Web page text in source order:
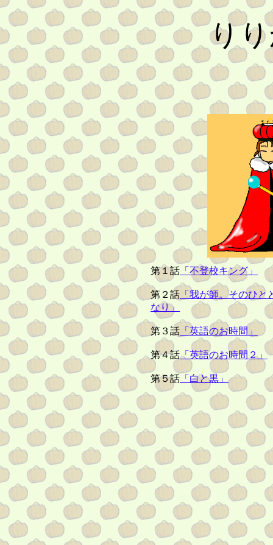
り
第１話 「不登校キング」
第２話 「我が師。そのひと
なり」
第３話 「英語のお時間」
第４話「英語のお時間２」
第５話 「白と黒」